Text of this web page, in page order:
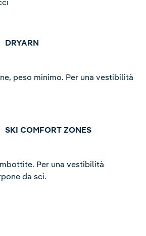
DRYARN
peso minimo. Per una vestibilità
SKI COMFORT ZONES
Per una vestibilità
da sci.